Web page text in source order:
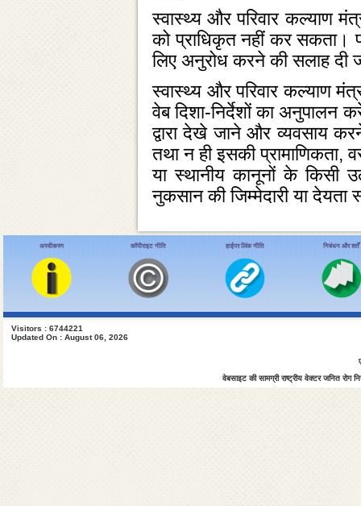
स्‍वास्‍थ्‍य और परिवार कल्‍याण
को प्राधिकृत नहीं कर सकता।
लिए अनुरोध करने की सलाह दी
स्‍वास्‍थ्‍य और परिवार कल्‍याण
वेब दिशा-निर्देशों का अनुपालन
द्वारा देखे जाने और व्‍यवसाय
तथा न ही इसकी प्रामाणिकता,
या स्‍थानीय कानूनों के किसी
नुकसान की जिम्‍मेदारी या देयता
अस्वीकरण कॉपीराइट नीति हाईपर लिंक नीति निबंधन और शर्तें
Visitors : 6744221
Updated On : August 06, 2026
वेबसाइट की सामग्री राष्ट्रीय वेक्टर जनित रोग